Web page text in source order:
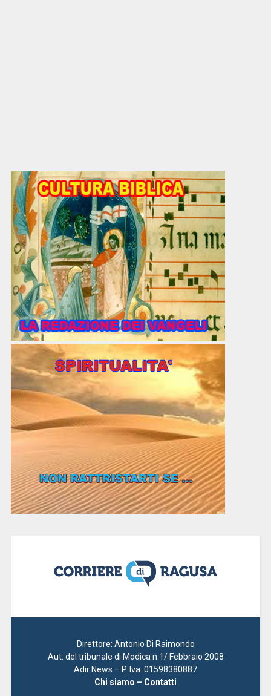
Direttore: Antonio Di Raimondo
Aut. del tribunale di Modica n.1/ Febbraio 2008
Adir News – P. Iva: 01598380887
Chi siamo – Contatti